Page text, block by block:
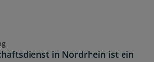
in Nordrhein ist ein